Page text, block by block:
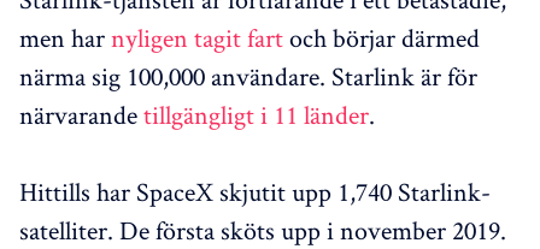
men harnyligen tagit fartoch börjar därmed
närma sig 100,000 användare. Starlink är för
närvarandetillgängligt i 11 länder.
Hittills har SpaceX skjutit upp 1,740 Starlink-
satelliter. De första sköts upp i november 2019.